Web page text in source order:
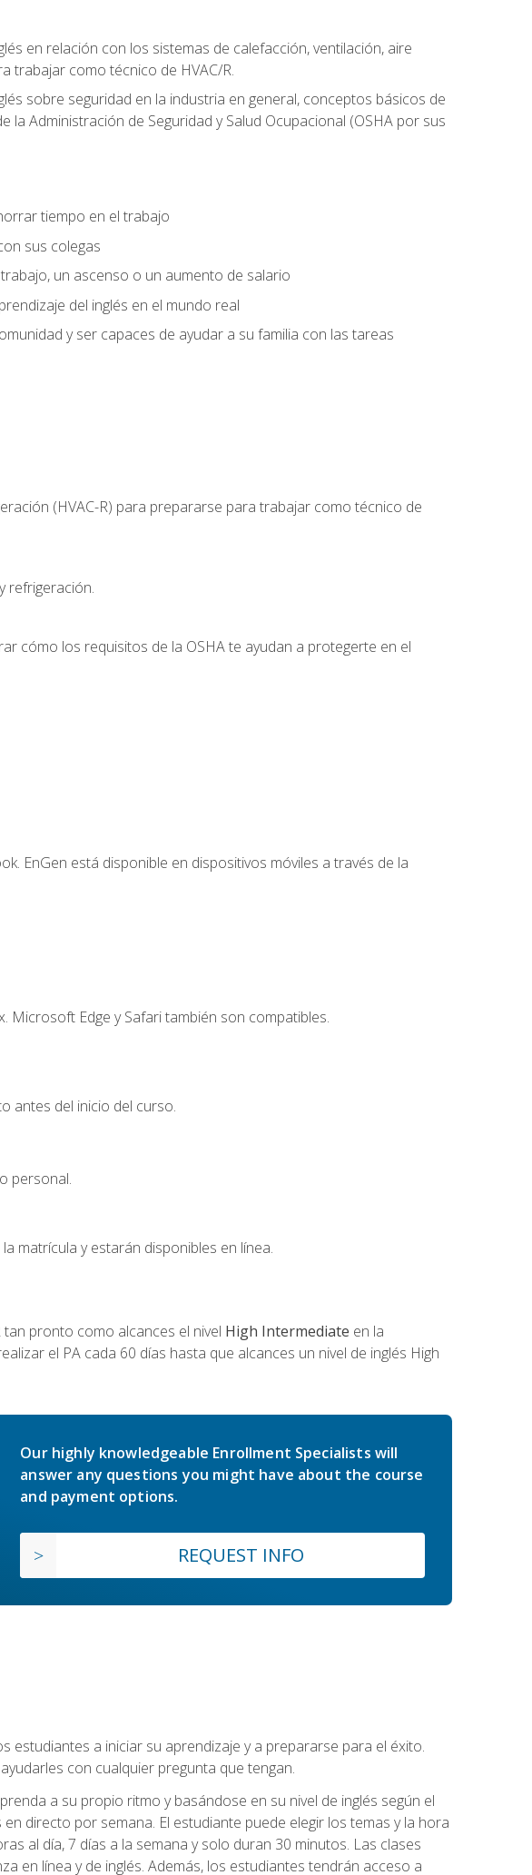
en relación con los sistemas de calefacción, ventilación, aire
trabajar como técnico de HVAC/R.
sobre seguridad en la industria en general, conceptos básicos de
Administración de Seguridad y Salud Ocupacional (OSHA por sus
tiempo en el trabajo
sus colegas
un ascenso o un aumento de salario
del inglés en el mundo real
y ser capaces de ayudar a su familia con las tareas
(HVAC-R) para prepararse para trabajar como técnico de
refrigeración.
cómo los requisitos de la OSHA te ayudan a protegerte en el
EnGen está disponible en dispositivos móviles a través de la
Microsoft Edge y Safari también son compatibles.
antes del inicio del curso.
personal.
matrícula y estarán disponibles en línea.
pronto como alcances el nivel High Intermediate en la
el PA cada 60 días hasta que alcances un nivel de inglés High
Our highly knowledgeable Enrollment Specialists will
answer any questions you might have about the course
and payment options.
REQUEST INFO
estudiantes a iniciar su aprendizaje y a prepararse para el éxito.
con cualquier pregunta que tengan.
a su propio ritmo y basándose en su nivel de inglés según el
directo por semana. El estudiante puede elegir los temas y la hora
al día, 7 días a la semana y solo duran 30 minutos. Las clases
en línea y de inglés. Además, los estudiantes tendrán acceso a